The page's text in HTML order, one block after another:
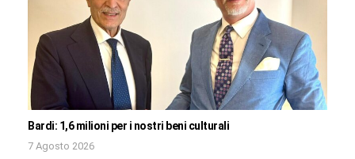
Bardi: 1,6 milioni per i nostri beni culturali
7 Agosto 2026